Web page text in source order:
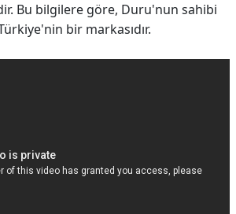
Bu bilgilere göre, Duru'nun sahibi
bir markasıdır.